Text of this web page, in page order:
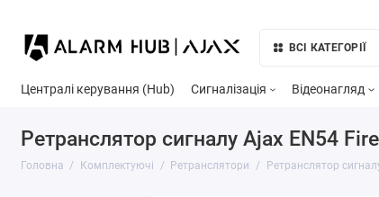
ВСІ КАТЕГОРІЇ
Централі керування (Hub) Сигналізація Відеонагляд
Ретранслятор сигналу Ajax EN54
Головна Комплектуючі Ретранслятори Ретранслятор